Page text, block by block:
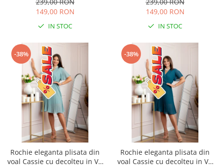
149,00 RON
IN STOC
149,00 RON
IN STOC
-38%
Rochie eleganta plisata din
voal Cassie cu decolteu in V -
-38%
Rochie eleganta plisata din
voal Cassie cu decolteu in V -